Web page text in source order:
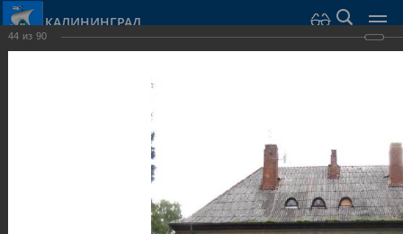
КАЛИНИНГРАД
Достопримечательности
44 из 90